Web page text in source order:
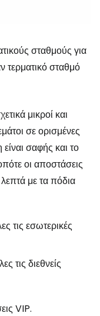
σταθμούς για
τερματικό σταθμό
μικροί και
σε ορισμένες
σαφής και το
οι αποστάσεις
με τα πόδια
τις εσωτερικές
τις διεθνείς
VIP.